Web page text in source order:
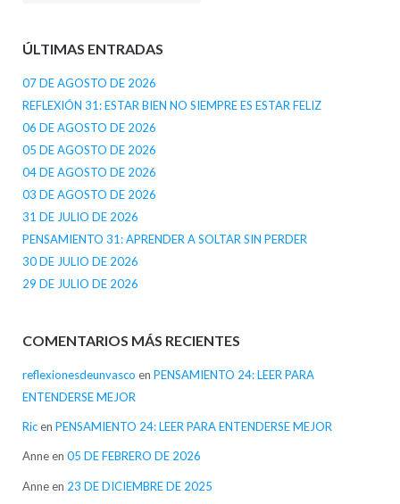
ÚLTIMAS ENTRADAS
07 DE AGOSTO DE 2026
REFLEXIÓN 31: ESTAR BIEN NO SIEMPRE ES ESTAR FELIZ
06 DE AGOSTO DE 2026
05 DE AGOSTO DE 2026
04 DE AGOSTO DE 2026
03 DE AGOSTO DE 2026
31 DE JULIO DE 2026
PENSAMIENTO 31: APRENDER A SOLTAR SIN PERDER
30 DE JULIO DE 2026
29 DE JULIO DE 2026
COMENTARIOS MÁS RECIENTES
reflexionesdeunvasco en PENSAMIENTO 24: LEER PARA
ENTENDERSE MEJOR
Ricen PENSAMIENTO 24: LEER PARA ENTENDERSE MEJOR
Anneen 05 DE FEBRERO DE 2026
Anneen 23 DE DICIEMBRE DE 2025